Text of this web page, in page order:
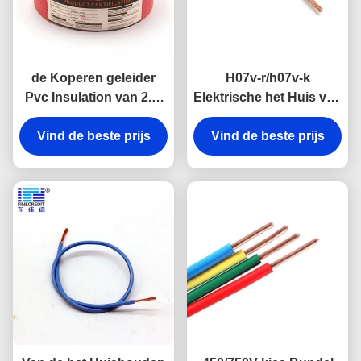
de Koperen geleider
Pvc Insulation van 2.5-
10mm2 H07 V-K
Household Electrical
Cable
Vind de beste prijs
H07v-r/h07v-k
Elektrische het Huis van
rv Bedrading, 1,5 aan de
Flexibele Haak van
185mm2 op Draad
Vind de beste prijs